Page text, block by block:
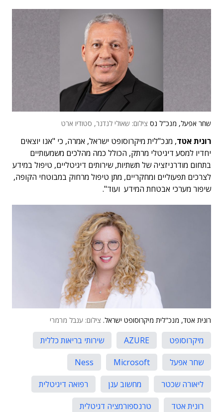
שחר אפעל, מנכ"ל נס צילום: שאולי לנדנר, סטודיו ארט
רונית אטד, מנכ"לית מיקרוסופט ישראל, אמרה, כי "אנו יוצאים
יחדיו למסע דיגיטלי מרתק, הכולל כמה מהלכים משמעותיים
בתחום מודרניזציה של תשתיות, שירותים דיגיטליים, טיפול במידע
לצרכים תפעוליים ומחקריים, מתן טיפול מרחוק במבוטחי הקופה,
שיפור מערכי אבטחת המידע ועוד".
רונית אטד, מנכ"לית מיקרוסופט ישראל. צילום: ענבל מרמרי
מיקרוסופט AZURE
שירותי בריאות כללית
שחר אפעל
Microsoft
Ness
ליאורה שכטר
מחשוב ענן
רפואה דיגיטלית
רונית אטד
טרנספורמציה דגיטלית